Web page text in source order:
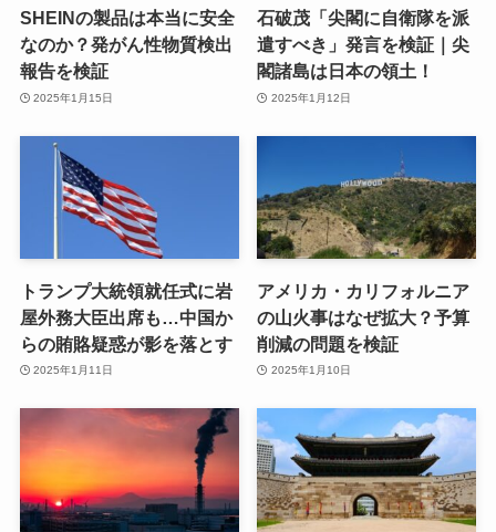
SHEINの製品は本当に安全
なのか？発がん性物質検出
報告を検証
2025年1月15日
石破茂「尖閣に自衛隊を派
遣すべき」発言を検証｜尖
閣諸島は日本の領土！
2025年1月12日
トランプ大統領就任式に岩
屋外務大臣出席も…中国か
らの賄賂疑惑が影を落とす
2025年1月11日
アメリカ・カリフォルニア
の山火事はなぜ拡大？予算
削減の問題を検証
2025年1月10日